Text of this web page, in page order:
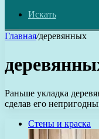
Искать
Главная/деревянных
Раньше укладка
сделав его
Стены и краска